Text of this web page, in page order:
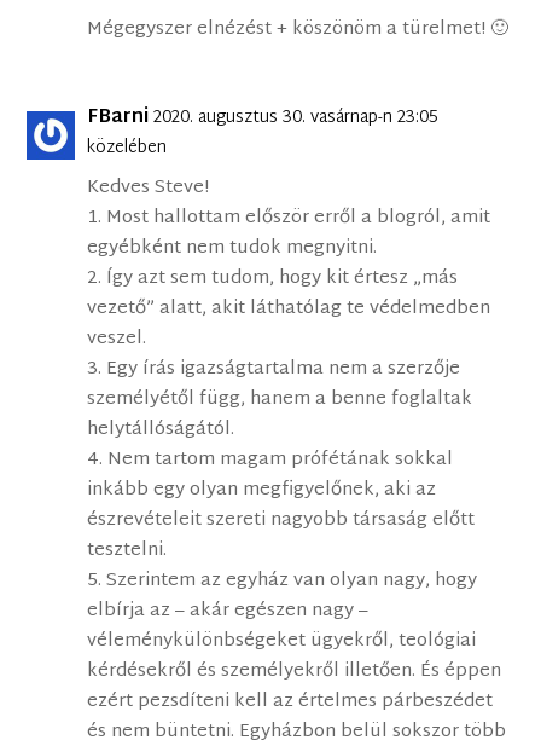
Mégegyszer elnézést + köszönöm a türelmet! 🙂
FBarni2020. augusztus 30. vasárnap-n 23:05
közelében
Kedves Steve!
1. Most hallottam először erről a blogról, amit
egyébként nem tudok megnyitni.
2. Így azt sem tudom, hogy kit értesz „más
vezető” alatt, akit láthatólag te védelmedben
veszel.
3. Egy írás igazságtartalma nem a szerzője
személyétől függ, hanem a benne foglaltak
helytállóságától.
4. Nem tartom magam prófétának sokkal
inkább egy olyan megfigyelőnek, aki az
észrevételeit szereti nagyobb társaság előtt
tesztelni.
5. Szerintem az egyház van olyan nagy, hogy
elbírja az – akár egészen nagy –
véleménykülönbségeket ügyekről, teológiai
kérdésekről és személyekről illetően. És éppen
ezért pezsdíteni kell az értelmes párbeszédet
és nem büntetni. Egyházbon belül sokszor több